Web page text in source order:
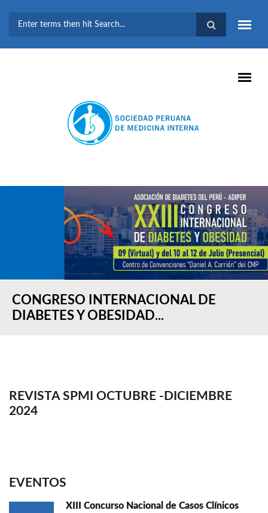
BÚSQUEDA
CONGRESO INTERNACIONAL DE
DIABETES Y OBESIDAD...
REVISTA SPMI OCTUBRE -DICIEMBRE
2024
EVENTOS
XIII Concurso Nacional de Casos Clínicos